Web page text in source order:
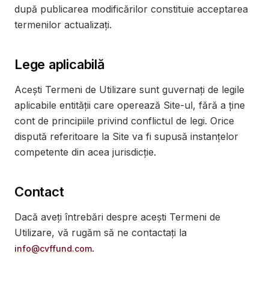
după publicarea modificărilor constituie acceptarea
termenilor actualizați.
Lege aplicabilă
Acești Termeni de Utilizare sunt guvernați de legile
aplicabile entității care operează Site-ul, fără a ține
cont de principiile privind conflictul de legi. Orice
dispută referitoare la Site va fi supusă instanțelor
competente din acea jurisdicție.
Contact
Dacă aveți întrebări despre acești Termeni de
Utilizare, vă rugăm să ne contactați la
info@cvffund.com.